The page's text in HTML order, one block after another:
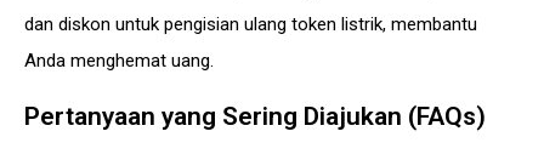
dan diskon untuk pengisian ulang token listrik, membantu
Anda menghemat uang.
Pertanyaan yang Sering Diajukan (FAQs)